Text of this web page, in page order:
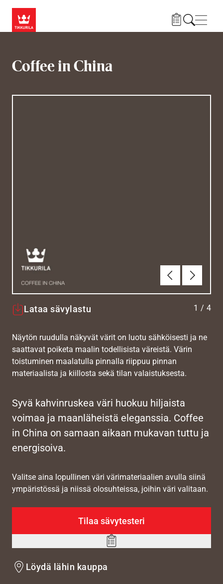
Coffee in China
Edellinen
Lataa sävylastu 1 / 4
Näytön ruudulla näkyvät värit on luotu sähköisesti ja ne
saattavat poiketa maalin todellisista väreistä. Värin
toistuminen maalatulla pinnalla riippuu pinnan
materiaalista ja kiillosta sekä tilan valaistuksesta.
Syvä kahvinruskea väri huokuu hiljaista
voimaa ja maanläheistä eleganssia. Coffee
in China on samaan aikaan mukavan tuttu ja
energisoiva.
Valitse aina lopullinen väri värimateriaalien avulla siinä
ympäristössä ja niissä olosuhteissa, joihin väri valitaan.
Tilaa sävytesteri
Add
Löydä lähin kauppa